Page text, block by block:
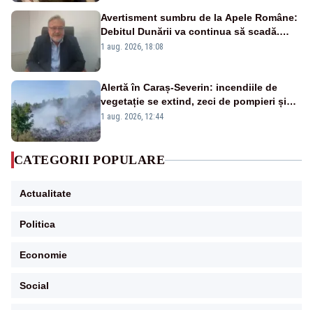
Avertisment sumbru de la Apele Române:
Debitul Dunării va continua să scadă.
Cernavodă s-ar putea închide în 4 zile
1 aug. 2026, 18:08
Alertă în Caraș-Severin: incendiile de
vegetație se extind, zeci de pompieri și
silvicultori se luptă cu flăcările - VIDEO
1 aug. 2026, 12:44
CATEGORII POPULARE
Actualitate
Politica
Economie
Social